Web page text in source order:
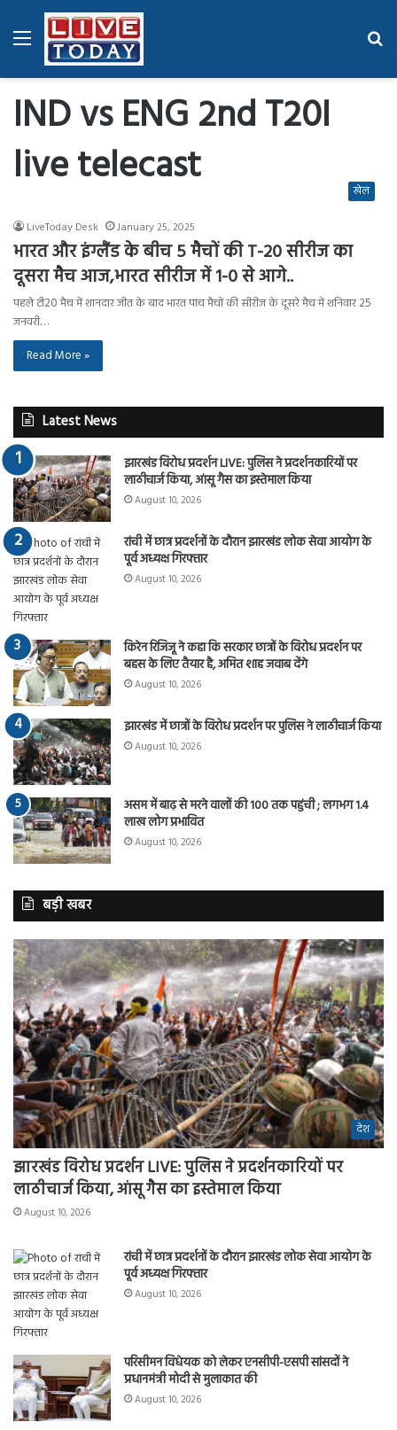
Menu
IND vs ENG 2nd T20I
live telecast
खेल
LiveToday Desk January 25, 2025
भारत और इंग्लैंड के बीच 5 मैचों की T-20 सीरीज का
दूसरा मैच आज,भारत सीरीज में 1-0 से आगे..
पहले टी20 मैच में शानदार जीत के बाद भारत पांच मैचों की सीरीज के दूसरे मैच में शनिवार 25
जनवरी…
Read More »
Latest News
झारखंड विरोध प्रदर्शन LIVE: पुलिस ने प्रदर्शनकारियों पर
लाठीचार्ज किया, आंसू गैस का इस्तेमाल किया
August 10, 2026
रांची में छात्र प्रदर्शनों के दौरान झारखंड लोक सेवा आयोग के
पूर्व अध्यक्ष गिरफ्तार
August 10, 2026
किरेन रिजिजू ने कहा कि सरकार छात्रों के विरोध प्रदर्शन पर
बहस के लिए तैयार है, अमित शाह जवाब देंगे
August 10, 2026
झारखंड में छात्रों के विरोध प्रदर्शन पर पुलिस ने लाठीचार्ज किया
August 10, 2026
असम में बाढ़ से मरने वालों की 100 तक पहुंची ; लगभग 1.4
लाख लोग प्रभावित
August 10, 2026
बड़ी खबर
देश
झारखंड विरोध प्रदर्शन LIVE: पुलिस ने प्रदर्शनकारियों पर
लाठीचार्ज किया, आंसू गैस का इस्तेमाल किया
August 10, 2026
रांची में छात्र प्रदर्शनों के दौरान झारखंड लोक सेवा आयोग के
पूर्व अध्यक्ष गिरफ्तार
August 10, 2026
परिसीमन विधेयक को लेकर एनसीपी-एसपी सांसदों ने
प्रधानमंत्री मोदी से मुलाकात की
August 10, 2026